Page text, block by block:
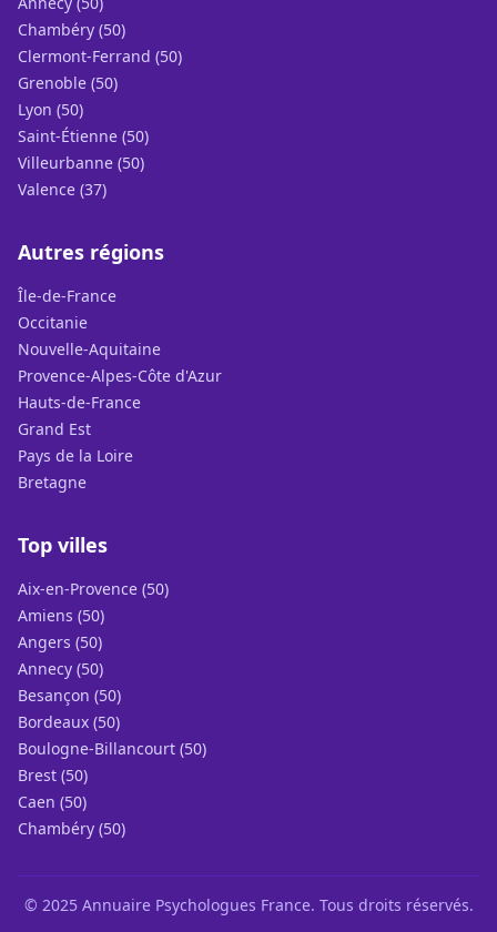
Chambéry (50)
Clermont-Ferrand (50)
Grenoble (50)
Lyon (50)
Saint-Étienne (50)
Villeurbanne (50)
Valence (37)
Autres régions
Île-de-France
Occitanie
Nouvelle-Aquitaine
Provence-Alpes-Côte d'Azur
Hauts-de-France
Grand Est
Pays de la Loire
Bretagne
Top villes
Aix-en-Provence (50)
Amiens (50)
Angers (50)
Annecy (50)
Besançon (50)
Bordeaux (50)
Boulogne-Billancourt (50)
Brest (50)
Caen (50)
Chambéry (50)
© 2025 Annuaire Psychologues France. Tous droits réservés.